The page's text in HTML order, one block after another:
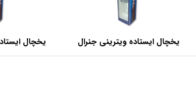
یخچال ایستاده ویترینی جنرال
عرض 60 سانتی متر
یخچال
عرض 70 سانتی متر